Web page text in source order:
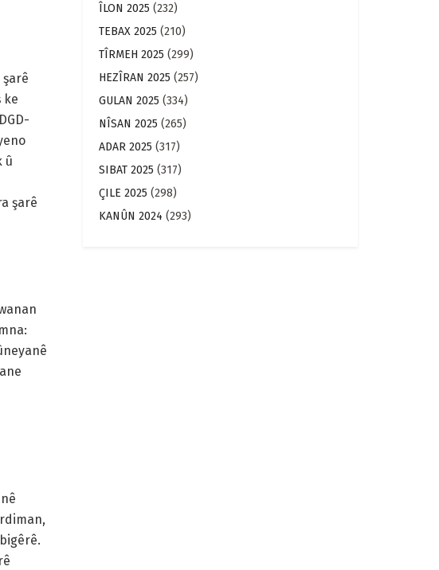
ke
û
şarê
ÎLON 2025 (232)
TEBAX 2025 (210)
TÎRMEH 2025 (299)
HEZÎRAN 2025 (257)
GULAN 2025 (334)
NÎSAN 2025 (265)
ADAR 2025 (317)
SIBAT 2025 (317)
ÇILE 2025 (298)
KANÛN 2024 (293)